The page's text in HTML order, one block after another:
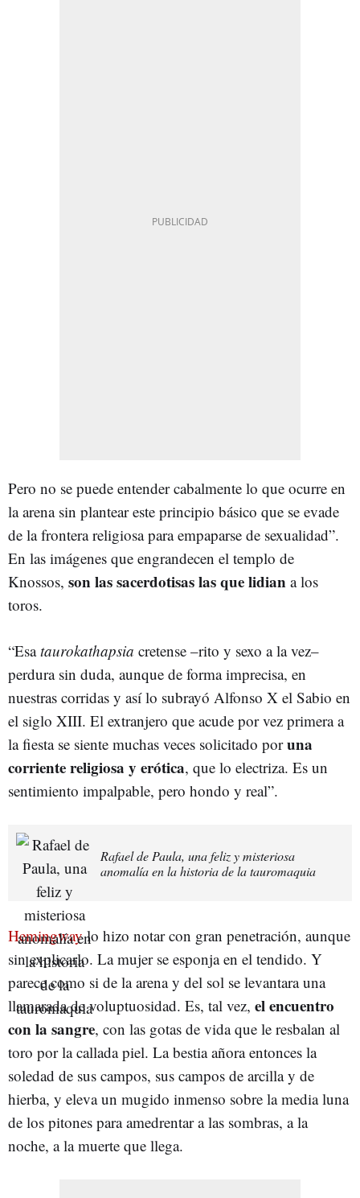
Pero no se puede entender cabalmente lo que ocurre en
la arena sin plantear este principio básico que se evade
de la frontera religiosa para empaparse de sexualidad”.
En las imágenes que engrandecen el templo de
Knossos, son las sacerdotisas las que lidian a los
toros.
“Esataurokathapsia cretense –rito y sexo a la vez–
perdura sin duda, aunque de forma imprecisa, en
nuestras corridas y así lo subrayó Alfonso X el Sabio en
el siglo XIII. El extranjero que acude por vez primera a
la fiesta se siente muchas veces solicitado poruna
corriente religiosa y erótica, que lo electriza. Es un
sentimiento impalpable, pero hondo y real”.
Rafael de Paula, una feliz y misteriosa
anomalía en la historia de la tauromaquia
Hemingwaylo hizo notar con gran penetración, aunque
sin explicarlo. La mujer se esponja en el tendido. Y
parece como si de la arena y del sol se levantara una
llamarada de voluptuosidad. Es, tal vez, el encuentro
con la sangre, con las gotas de vida que le resbalan al
toro por la callada piel. La bestia añora entonces la
soledad de sus campos, sus campos de arcilla y de
hierba, y eleva un mugido inmenso sobre la media luna
de los pitones para amedrentar a las sombras, a la
noche, a la muerte que llega.